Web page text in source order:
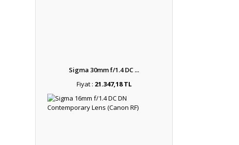
Sigma 30mm f/1.4 DC ...
Fiyat : 21.347,18 TL